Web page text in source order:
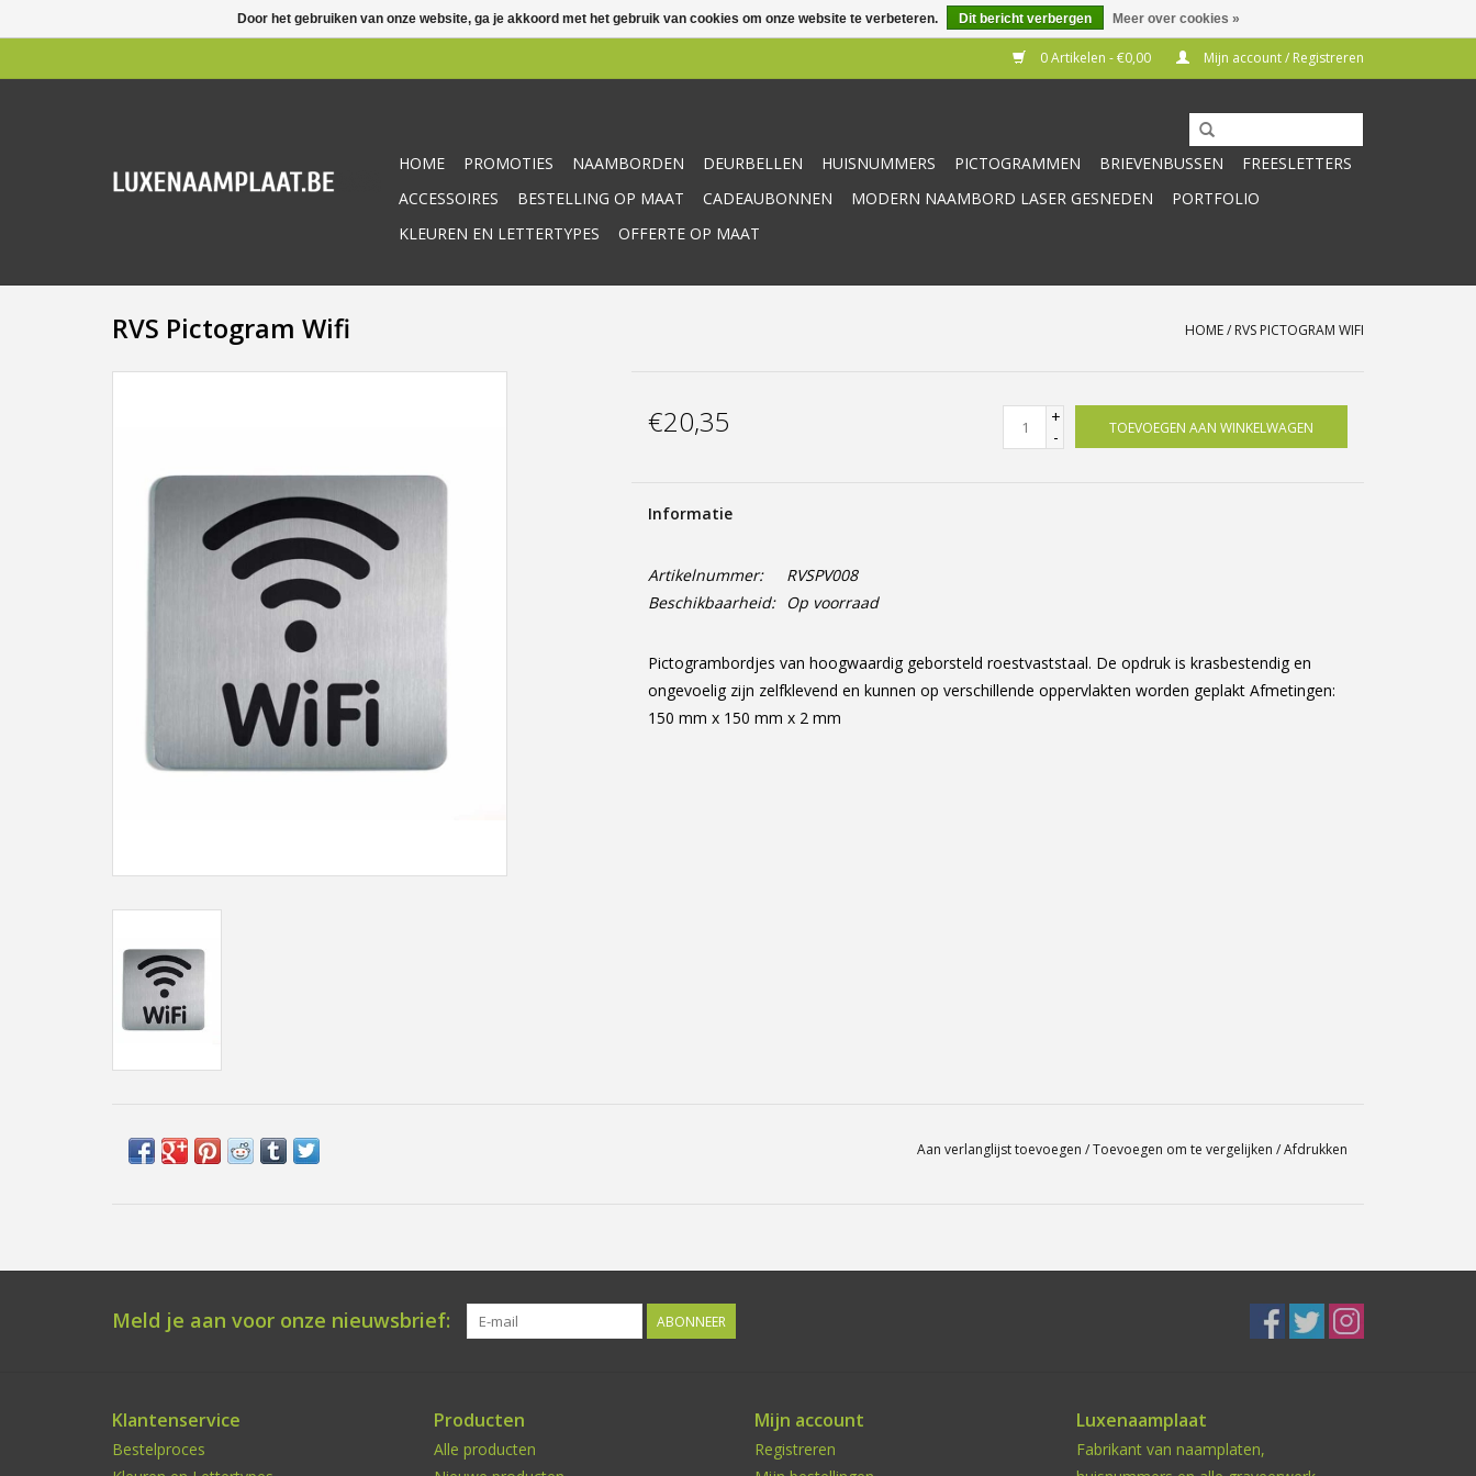
0 Artikelen - €0,00 Mijn account / Registreren
HOME PROMOTIES NAAMBORDEN DEURBELLEN HUISNUMMERS PICTOGRAMMEN BRIEVENBUSSEN
FREESLETTERS
ACCESSOIRES
BESTELLING OP MAAT CADEAUBONNEN MODERN NAAMBORD LASER GESNEDEN
PORTFOLIO
KLEUREN EN LETTERTYPES
OFFERTE OP MAAT
RVS Pictogram Wifi HOME/ RVS PICTOGRAM WIFI
€20,35
+
-
TOEVOEGEN AAN WINKELWAGEN
Informatie
Artikelnummer:
RVSPV008
Beschikbaarheid:
Op voorraad
Pictogrambordjes van hoogwaardig geborsteld roestvaststaal. De opdruk is krasbestendig en
ongevoelig zijn zelfklevend en kunnen op verschillende oppervlakten worden geplakt Afmetingen:
150 mm x 150 mm x 2 mm
Aan verlanglijst toevoegen /Toevoegen om te vergelijken /Afdrukken
Meld je aan voor onze nieuwsbrief: ABONNEER
Klantenservice
Bestelproces
Producten
Alle producten
Mijn account
Registreren
Luxenaamplaat
Fabrikant van naamplaten,
Door het gebruiken van onze website, ga je akkoord met het gebruik van cookies om onze website te verbeteren. Dit bericht verbergen Meer over cookies »